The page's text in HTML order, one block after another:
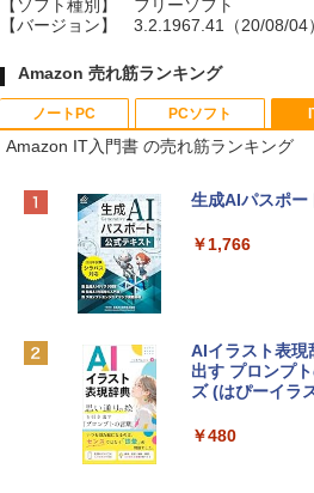
【ソフト種別】
フリーソフト
【バージョン】
3.2.1967.41（20/08/04）
Amazon 売れ筋ランキング
ノートPC
Apple 2026
e Intelligence
￥162,598
tomtoc 360°保
PCソフト
Robloxギフト
インゲームコー
Microsoft
4(最新 永続版)|
Amazon IT入門書 の売れ筋ランキング
生成AIパスポー
￥1,766
AIイラスト表現
出す プロンプ
ズ (はぴーイラ
￥480